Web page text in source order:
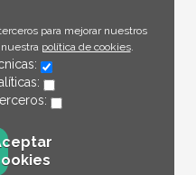
para mejorar nuestros
política de cookies.